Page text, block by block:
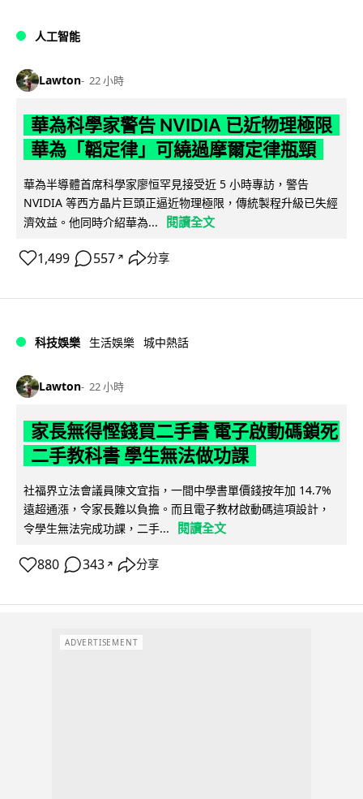
人工智能
Lawton 22 小時
華為科學家警告 NVIDIA 已近物理極限
華為「韜定律」可繞過摩爾定律瓶頸
華為半導體首席科學家廖恒罕見接受近 5 小時專訪，警告
NVIDIA 等西方晶片巨頭正逼近物理極限，傳統製程升級已失經
濟效益。他同時介紹華為...
閱讀全文
1,499 557 ↗ 分享
科技娛樂 生活娛樂 城中熱話
Lawton 22 小時
家長無得慳錢買二手書 電子啟動碼鎖死
二手教科書 學生無法做功課
社福界立法會議員陳文宜指，一間中學書單價錢按年加 14.7%
遠超通漲，令家長難以負擔。而且電子教材啟動碼這項設計，
令學生無法完成功課，二手...
閱讀全文
880 343 ↗ 分享
ADVERTISEMENT